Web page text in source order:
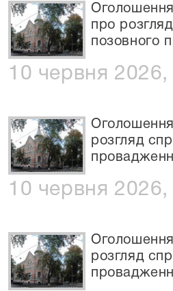
Оголошення
про
позовного
10 червня 2026,
розгляд
10 червня 2026,
Оголошення
розгляд